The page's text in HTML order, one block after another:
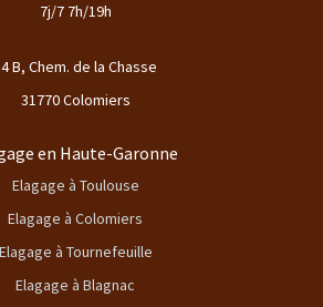
7j/7 7h/19h
B, Chem. de la Chasse
31770 Colomiers
en Haute-Garonne
Elagage à Toulouse
Elagage à Colomiers
Elagage à Tournefeuille
Elagage à Blagnac